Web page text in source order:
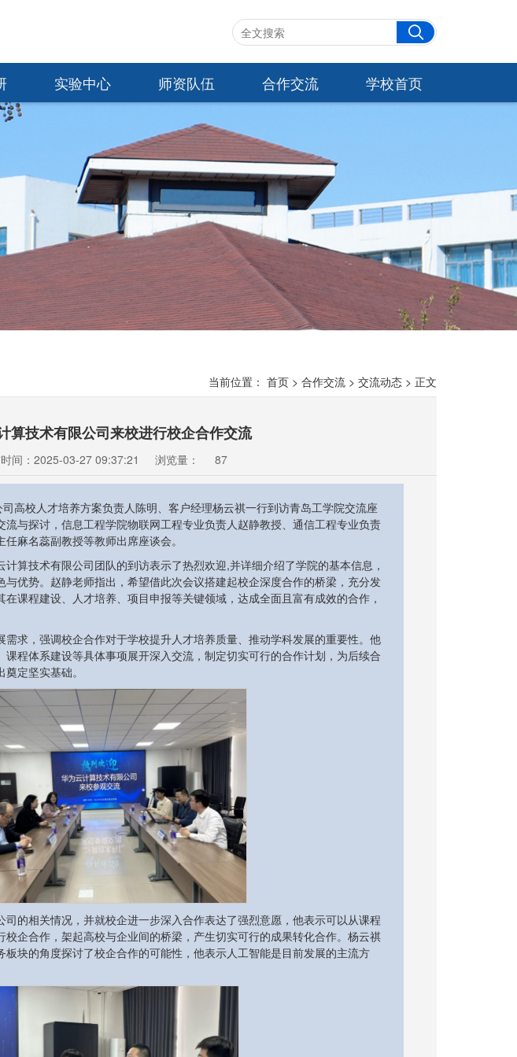
实验中心 师资队伍 合作交流 学校首页
当前位置： 首页 > 合作交流 > 交流动态 > 正文
算技术有限公司来校进行校企合作交流
间：2025-03-27 09:37:21 浏览量： 87
高校人才培养方案负责人陈明、客户经理杨云祺一行到访青岛工学院交流座
与探讨，信息工程学院物联网工程专业负责人赵静教授、通信工程专业负责
麻名蕊副教授等教师出席座谈会。
算技术有限公司团队的到访表示了热烈欢迎,并详细介绍了学院的基本信息，
优势。赵静老师指出，希望借此次会议搭建起校企深度合作的桥梁，充分发
课程建设、人才培养、项目申报等关键领域，达成全面且富有成效的合作，
求，强调校企合作对于学校提升人才培养质量、推动学科发展的重要性。他
程体系建设等具体事项展开深入交流，制定切实可行的合作计划，为后续合
定坚实基础。
的相关情况，并就校企进一步深入合作表达了强烈意愿，他表示可以从课程
企合作，架起高校与企业间的桥梁，产生切实可行的成果转化合作。杨云祺
块的角度探讨了校企合作的可能性，他表示人工智能是目前发展的主流方